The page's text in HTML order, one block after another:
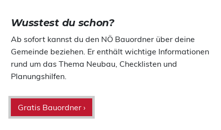
Wusstest du schon?
Ab sofort kannst du den NÖ Bauordner über deine
Gemeinde beziehen. Er enthält wichtige Informationen
rund um das Thema Neubau, Checklisten und
Planungshilfen.
Gratis Bauordner ›